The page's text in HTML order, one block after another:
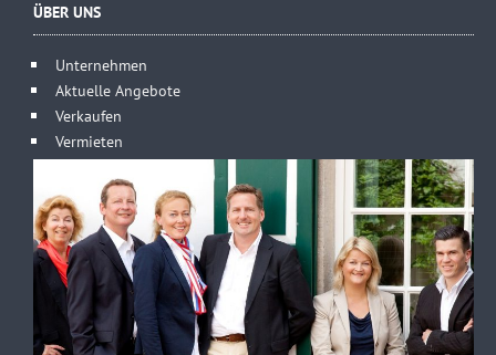
ÜBER UNS
Unternehmen
Aktuelle Angebote
Verkaufen
Vermieten